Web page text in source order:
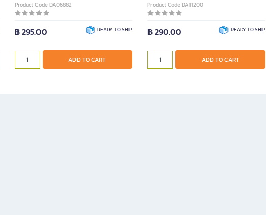
Product Code DA06882
฿ 295.00 READY TO SHIP
ADD TO CART
Product Code DA11200
฿ 290.00 READY TO SHIP
ADD TO CART